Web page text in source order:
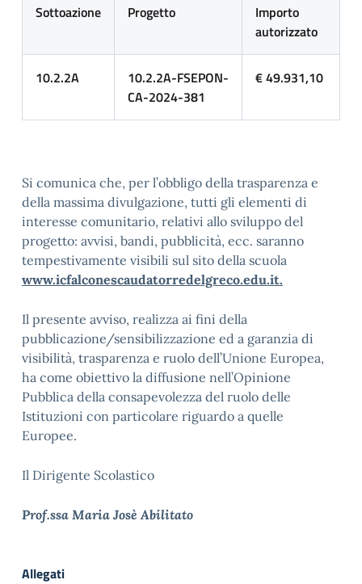
Sottoazione Progetto
Importo
autorizzato
10.2.2A
10.2.2A-FSEPON-
CA-2024-381
€ 49.931,10
Si comunica che, per l’obbligo della trasparenza e
della massima divulgazione, tutti gli elementi di
interesse comunitario, relativi allo sviluppo del
progetto: avvisi, bandi, pubblicità, ecc. saranno
tempestivamente visibili sul sito della scuola
www.icfalconescaudatorredelgreco.edu.it.
Il presente avviso, realizza ai fini della
pubblicazione/sensibilizzazione ed a garanzia di
visibilità, trasparenza e ruolo dell’Unione Europea,
ha come obiettivo la diffusione nell’Opinione
Pubblica della consapevolezza del ruolo delle
Istituzioni con particolare riguardo a quelle
Europee.
Il Dirigente Scolastico
Prof.ssa Maria Josè Abilitato
Allegati